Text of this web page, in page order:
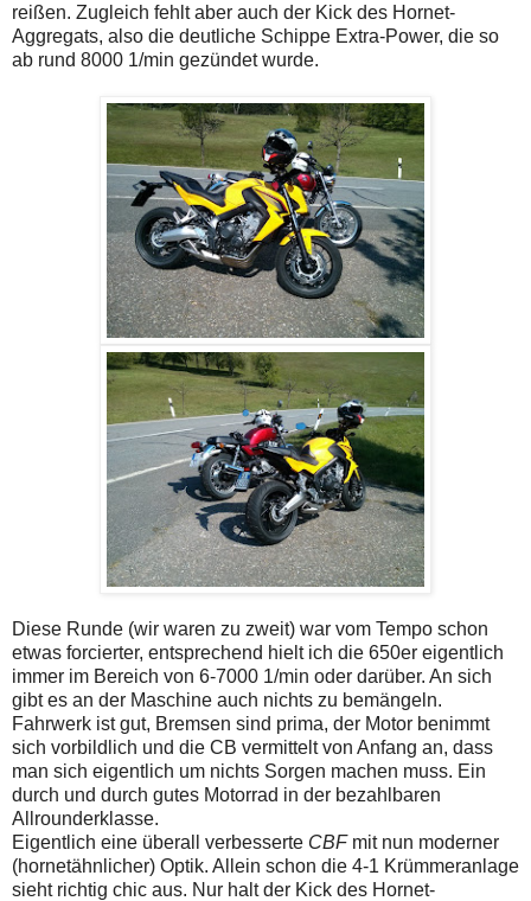
reißen. Zugleich fehlt aber auch der Kick des Hornet-
Aggregats, also die deutliche Schippe Extra-Power, die so
ab rund 8000 1/min gezündet wurde.
Diese Runde (wir waren zu zweit) war vom Tempo schon
etwas forcierter, entsprechend hielt ich die 650er eigentlich
immer im Bereich von 6-7000 1/min oder darüber. An sich
gibt es an der Maschine auch nichts zu bemängeln.
Fahrwerk ist gut, Bremsen sind prima, der Motor benimmt
sich vorbildlich und die CB vermittelt von Anfang an, dass
man sich eigentlich um nichts Sorgen machen muss. Ein
durch und durch gutes Motorrad in der bezahlbaren
Allrounderklasse.
Eigentlich eine überall verbesserte CBFmit nun moderner
(hornetähnlicher) Optik. Allein schon die 4-1 Krümmeranlage
sieht richtig chic aus. Nur halt der Kick des Hornet-